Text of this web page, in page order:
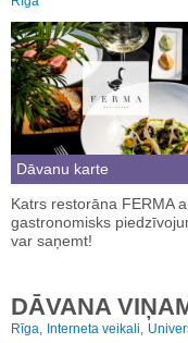
Dāvanu karte
Katrs restorāna FERMA
gastronomisks
var saņemt!
DĀVANA
Rīga, Interneta veikali,